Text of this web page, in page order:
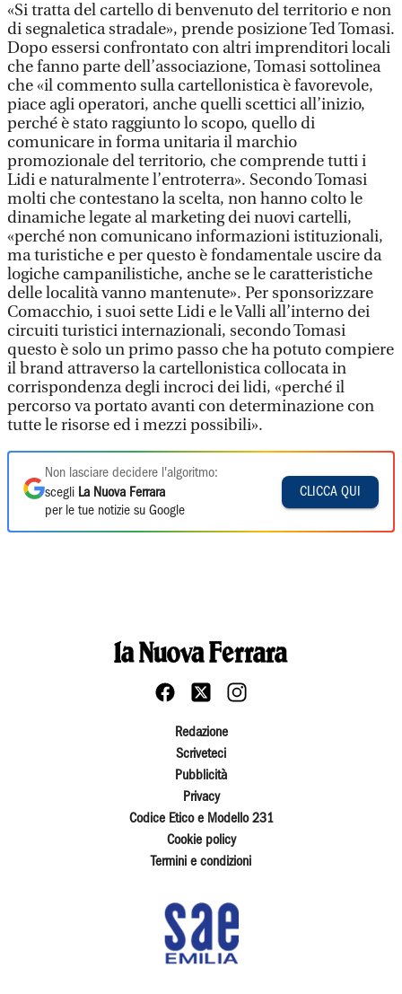
«Si tratta del cartello di benvenuto del territorio e non
di segnaletica stradale», prende posizione Ted Tomasi.
Dopo essersi confrontato con altri imprenditori locali
che fanno parte dell’associazione, Tomasi sottolinea
che «il commento sulla cartellonistica è favorevole,
piace agli operatori, anche quelli scettici all’inizio,
perché è stato raggiunto lo scopo, quello di
comunicare in forma unitaria il marchio
promozionale del territorio, che comprende tutti i
Lidi e naturalmente l’entroterra». Secondo Tomasi
molti che contestano la scelta, non hanno colto le
dinamiche legate al marketing dei nuovi cartelli,
«perché non comunicano informazioni istituzionali,
ma turistiche e per questo è fondamentale uscire da
logiche campanilistiche, anche se le caratteristiche
delle località vanno mantenute». Per sponsorizzare
Comacchio, i suoi sette Lidi e le Valli all’interno dei
circuiti turistici internazionali, secondo Tomasi
questo è solo un primo passo che ha potuto compiere
il brand attraverso la cartellonistica collocata in
corrispondenza degli incroci dei lidi, «perché il
percorso va portato avanti con determinazione con
tutte le risorse ed i mezzi possibili».
Non lasciare decidere l'algoritmo:
scegli La Nuova Ferrara
per le tue notizie su Google
CLICCA QUI
Redazione
Scriveteci
Pubblicità
Privacy
Codice Etico e Modello 231
Cookie policy
Termini e condizioni